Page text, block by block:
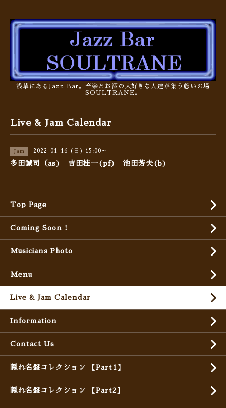
浅草にあるJazz Bar。音楽とお酒の大好きな人達が集う憩いの場
SOULTRANE。
Live & Jam Calendar
Jam 2022-01-16 (日) 15:00～
多田誠司（as) 吉田桂一(pf) 池田芳夫(b)
Top Page
Coming Soon !
Musicians Photo
Menu
Live & Jam Calendar
Information
Contact Us
隠れ名盤コレクション 【Part1】
隠れ名盤コレクション 【Part2】